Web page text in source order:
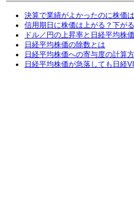
決算で業績がよかったのに株価
信用期日に株価は上がる？下が
ドル／円の上昇率と日経平均株
日経平均株価の除数とは
日経平均株価への寄与度の計算
日経平均株価が急落しても日経